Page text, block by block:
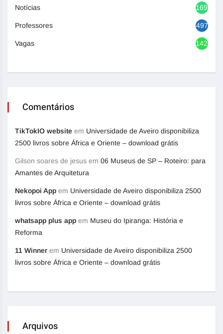
Notícias 1692
Professores 497
Vagas 1420
Comentários
TikTokIO website em Universidade de Aveiro disponibiliza
2500 livros sobre África e Oriente – download grátis
Gilson soares de jesus em 06 Museus de SP – Roteiro: para
Amantes de Arquitetura
Nekopoi App em Universidade de Aveiro disponibiliza 2500
livros sobre África e Oriente – download grátis
whatsapp plus app em Museu do Ipiranga: História e
Reforma
11 Winner em Universidade de Aveiro disponibiliza 2500
livros sobre África e Oriente – download grátis
Arquivos